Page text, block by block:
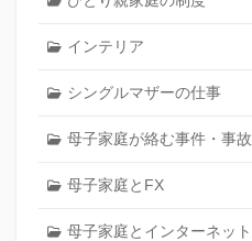
インテリア
シングルマザーの仕事
母子家庭が絡む事件・事故
母子家庭とFX
母子家庭とインターネット